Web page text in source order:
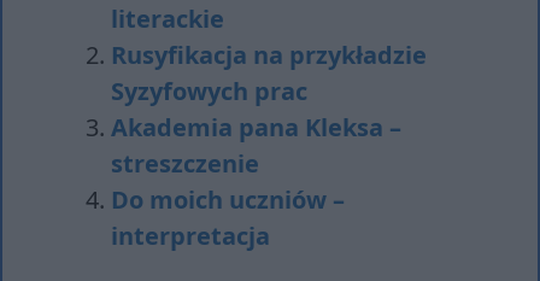
literackie
Rusyfikacja na przykładzie
Syzyfowych prac
Akademia pana Kleksa –
streszczenie
Do moich uczniów –
interpretacja